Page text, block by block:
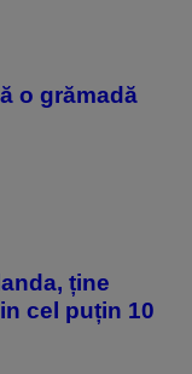
o grămadă
ține
cel puțin 10